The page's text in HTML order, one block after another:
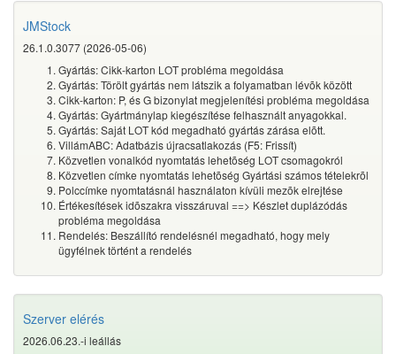
JMStock
26.1.0.3077 (2026-05-06)
Gyártás: Cikk-karton LOT probléma megoldása
Gyártás: Törölt gyártás nem látszik a folyamatban lévõk között
Cikk-karton: P, és G bizonylat megjelenítési probléma megoldása
Gyártás: Gyártmánylap kiegészítése felhasznált anyagokkal.
Gyártás: Saját LOT kód megadható gyártás zárása elõtt.
VillámABC: Adatbázis újracsatlakozás (F5: Frissít)
Közvetlen vonalkód nyomtatás lehetõség LOT csomagokról
Közvetlen címke nyomtatás lehetõség Gyártási számos tételekrõl
Polccímke nyomtatásnál használaton kívüli mezõk elrejtése
Értékesítések idõszakra visszáruval ==> Készlet duplázódás
probléma megoldása
Rendelés: Beszállító rendelésnél megadható, hogy mely
ügyfélnek történt a rendelés
Szerver elérés
2026.06.23.-i leállás